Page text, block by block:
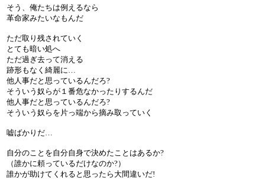
そう、俺たちは例えるなら
革命家みたいなもんだ
ただ取り残されていく
とても暗い処へ
ただ過ぎ去って消える
跡形もなく綺麗に…
他人事だと思っているんだろ?
そういう奴らが１番危なかったりするんだ
他人事だと思っているんだろ?
そういう奴らを片っ端から摘み取っていく
嘘ばかりだ…
自分のことを自分自身で決めたことはあるか?
（誰かに頼っているだけなのか?）
誰かが助けてくれると思ったら大間違いだ!